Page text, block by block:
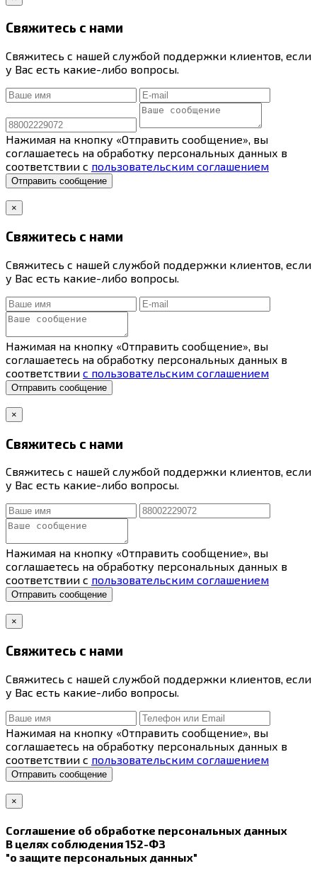
Свяжитесь с нами
Свяжитесь с нашей службой поддержки клиентов, если
у Вас есть какие-либо вопросы.
Нажимая на кнопку «Отправить сообщение», вы
соглашаетесь на обработку персональных данных в
соответствии с пользовательским соглашением
Отправить сообщение
×
Свяжитесь с нами
Свяжитесь с нашей службой поддержки клиентов, если
у Вас есть какие-либо вопросы.
Нажимая на кнопку «Отправить сообщение», вы
соглашаетесь на обработку персональных данных в
соответствии с пользовательским соглашением
Отправить сообщение
×
Свяжитесь с нами
Свяжитесь с нашей службой поддержки клиентов, если
у Вас есть какие-либо вопросы.
Нажимая на кнопку «Отправить сообщение», вы
соглашаетесь на обработку персональных данных в
соответствии с пользовательским соглашением
Отправить сообщение
×
Свяжитесь с нами
Свяжитесь с нашей службой поддержки клиентов, если
у Вас есть какие-либо вопросы.
Нажимая на кнопку «Отправить сообщение», вы
соглашаетесь на обработку персональных данных в
соответствии с пользовательским соглашением
Отправить сообщение
×
Соглашение об обработке персональных данных
В целях соблюдения 152-ФЗ
"о защите персональных данных"